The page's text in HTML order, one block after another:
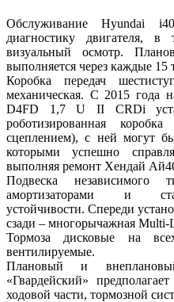
Обслуживание Hyundai
диагностику двигателя,
визуальный осмотр.
выполняется через каждые 15
Коробка передач
механическая. С 2015 года
D4FD 1,7 U II CRDi
роботизированная
сцеплением), с ней могут
которыми успешно
выполняя ремонт Хендай
Подвеска независимого
амортизаторами и
устойчивости. Спереди
сзади – многорычажная Multi-
Тормоза дисковые на
вентилируемые.
Плановый и
«Гвардейский»
ходовой части, тормозной